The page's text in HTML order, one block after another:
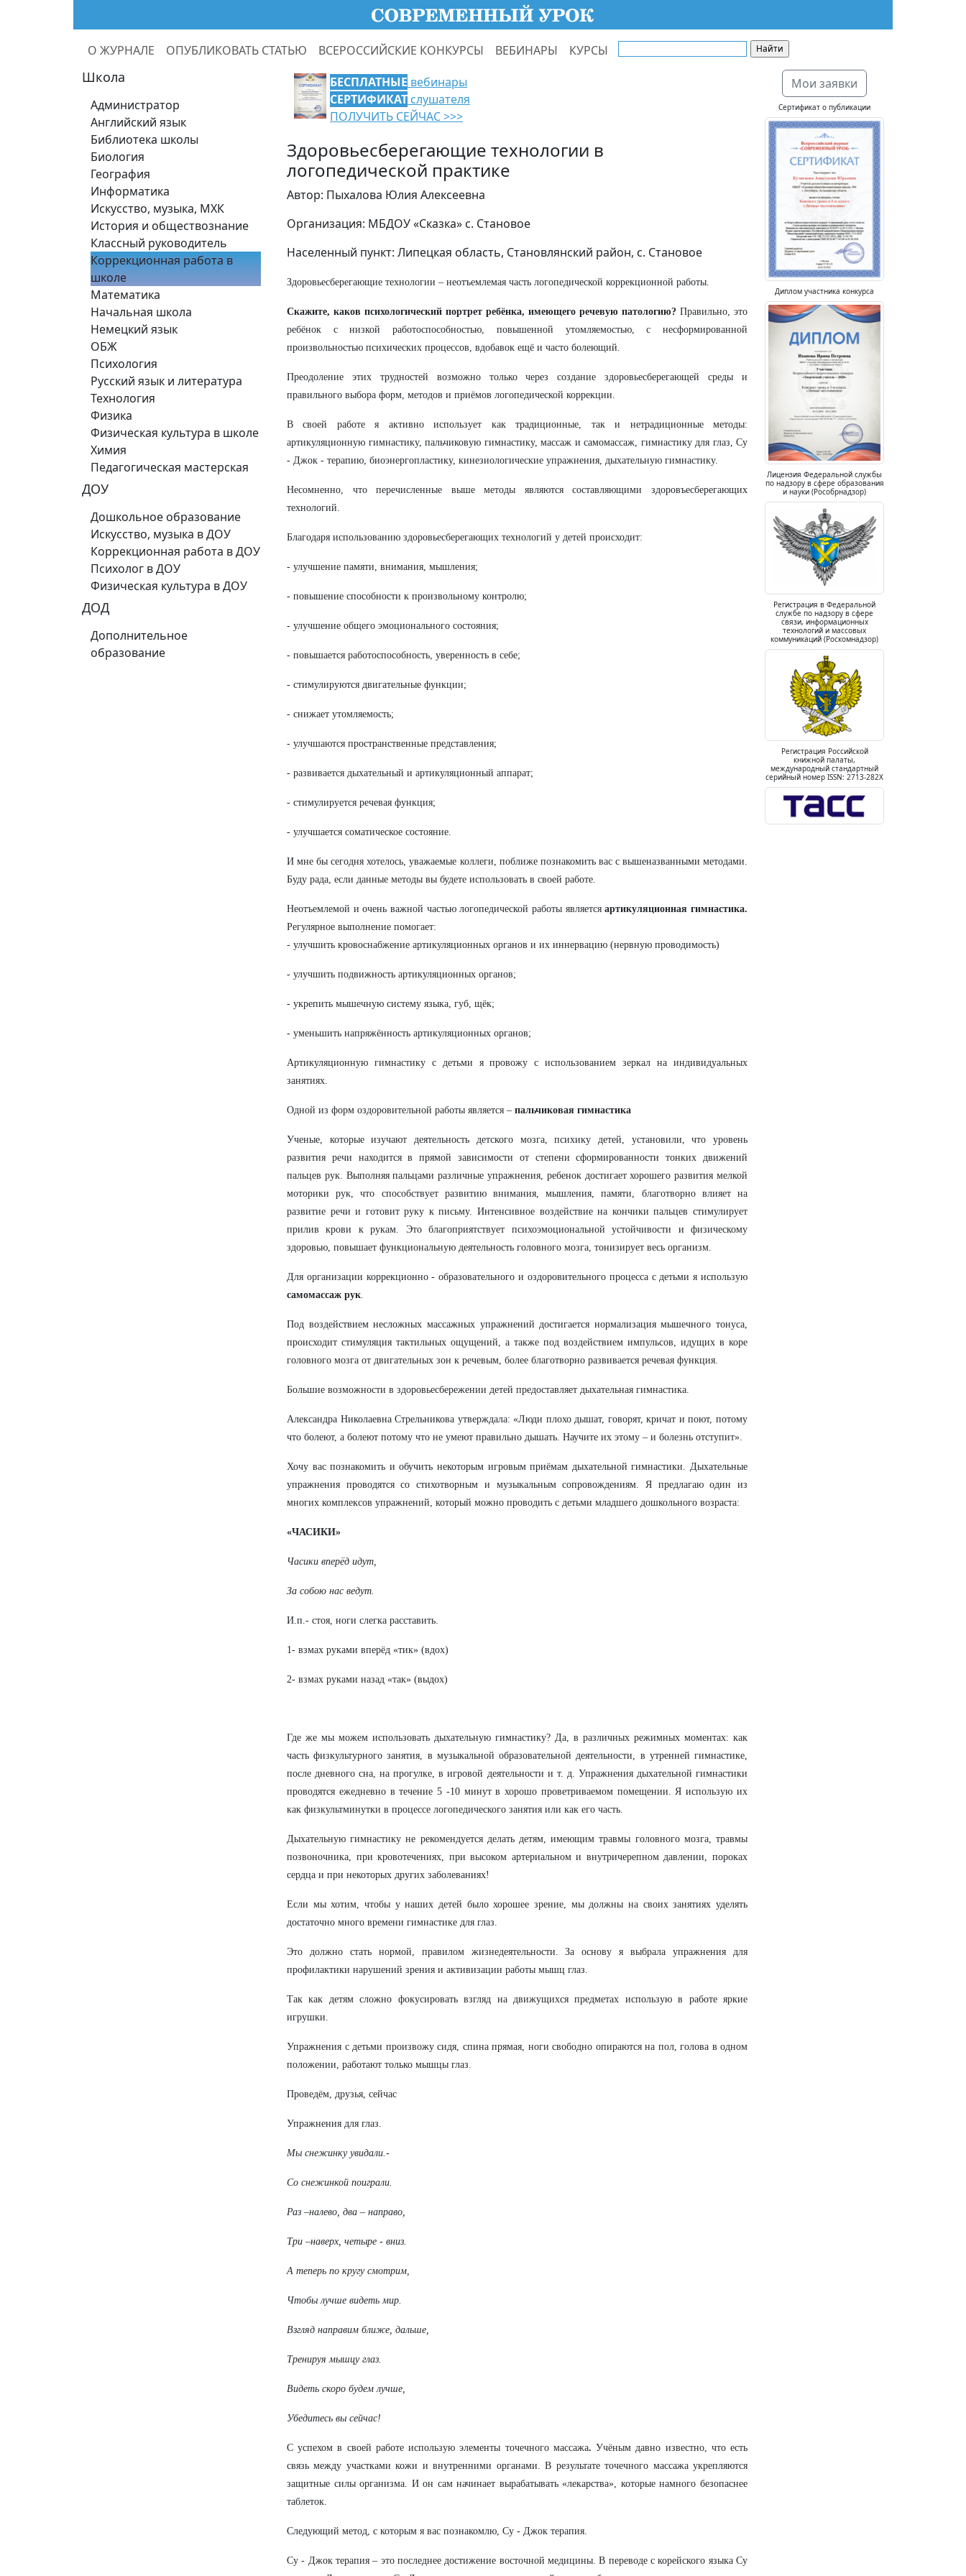
О ЖУРНАЛЕ ОПУБЛИКОВАТЬ СТАТЬЮ ВСЕРОССИЙСКИЕ КОНКУРСЫ ВЕБИНАРЫ КУРСЫ
Школа
Администратор
Английский язык
Библиотека школы
Биология
География
Информатика
Искусство, музыка, МХК
История и обществознание
Классный руководитель
Коррекционная работа в
школе
Математика
Начальная школа
Немецкий язык
ОБЖ
Психология
Русский язык и литература
Технология
Физика
Физическая культура в школе
Химия
Педагогическая мастерская
ДОУ
Дошкольное образование
Искусство, музыка в ДОУ
Коррекционная работа в ДОУ
Психолог в ДОУ
Физическая культура в ДОУ
ДОД
Дополнительное
образование
БЕСПЛАТНЫЕ вебинары
СЕРТИФИКАТ слушателя
ПОЛУЧИТЬ СЕЙЧАС >>>
Здоровьесберегающие технологии в
логопедической практике
Автор: Пыхалова Юлия Алексеевна
Организация: МБДОУ «Сказка» с. Становое
Населенный пункт: Липецкая область, Становлянский район, с. Становое
Здоровьесберегающие технологии – неотъемлемая часть логопедической коррекционной работы.
Скажите, каков психологический портрет ребёнка, имеющего речевую патологию? Правильно, это
ребёнок с низкой работоспособностью, повышенной утомляемостью, с несформированной
произвольностью психических процессов, вдобавок ещё и часто болеющий.
Преодоление этих трудностей возможно только через создание здоровьесберегающей среды и
правильного выбора форм, методов и приёмов логопедической коррекции.
В своей работе я активно использует как традиционные, так и нетрадиционные методы:
артикуляционную гимнастику, пальчиковую гимнастику, массаж и самомассаж, гимнастику для глаз, Су
- Джок - терапию, биоэнергопластику, кинезиологические упражнения, дыхательную гимнастику.
Несомненно, что перечисленные выше методы являются составляющими здоровъесберегающих
технологий.
Благодаря использованию здоровьесберегающих технологий у детей происходит:
- улучшение памяти, внимания, мышления;
- повышение способности к произвольному контролю;
- улучшение общего эмоционального состояния;
- повышается работоспособность, уверенность в себе;
- стимулируются двигательные функции;
- снижает утомляемость;
- улучшаются пространственные представления;
- развивается дыхательный и артикуляционный аппарат;
- стимулируется речевая функция;
- улучшается соматическое состояние.
И мне бы сегодня хотелось, уважаемые коллеги, поближе познакомить вас с вышеназванными методами.
Буду рада, если данные методы вы будете использовать в своей работе.
Неотъемлемой и очень важной частью логопедической работы являетсяартикуляционная гимнастика.
Регулярное выполнение помогает:
- улучшить кровоснабжение артикуляционных органов и их иннервацию (нервную проводимость)
- улучшить подвижность артикуляционных органов;
- укрепить мышечную систему языка, губ, щёк;
- уменьшить напряжённость артикуляционных органов;
Артикуляционную гимнастику с детьми я провожу с использованием зеркал на индивидуальных
занятиях.
Одной из форм оздоровительной работы является – пальчиковая гимнастика
Ученые, которые изучают деятельность детского мозга, психику детей, установили, что уровень
развития речи находится в прямой зависимости от степени сформированности тонких движений
пальцев рук. Выполняя пальцами различные упражнения, ребенок достигает хорошего развития мелкой
моторики рук, что способствует развитию внимания, мышления, памяти, благотворно влияет на
развитие речи и готовит руку к письму. Интенсивное воздействие на кончики пальцев стимулирует
прилив крови к рукам. Это благоприятствует психоэмоциональной устойчивости и физическому
здоровью, повышает функциональную деятельность головного мозга, тонизирует весь организм.
Для организации коррекционно - образовательного и оздоровительного процесса с детьми я использую
самомассаж рук.
Под воздействием несложных массажных упражнений достигается нормализация мышечного тонуса,
происходит стимуляция тактильных ощущений, а также под воздействием импульсов, идущих в коре
головного мозга от двигательных зон к речевым, более благотворно развивается речевая функция.
Большие возможности в здоровьесбережении детей предоставляет дыхательная гимнастика.
Александра Николаевна Стрельникова утверждала: «Люди плохо дышат, говорят, кричат и поют, потому
что болеют, а болеют потому что не умеют правильно дышать. Научите их этому – и болезнь отступит».
Хочу вас познакомить и обучить некоторым игровым приёмам дыхательной гимнастики. Дыхательные
упражнения проводятся со стихотворным и музыкальным сопровождениям. Я предлагаю один из
многих комплексов упражнений, который можно проводить с детьми младшего дошкольного возраста:
«ЧАСИКИ»
Часики вперёд идут,
За собою нас ведут.
И.п.- стоя, ноги слегка расставить.
1- взмах руками вперёд «тик» (вдох)
2- взмах руками назад «так» (выдох)
Где же мы можем использовать дыхательную гимнастику? Да, в различных режимных моментах: как
часть физкультурного занятия, в музыкальной образовательной деятельности, в утренней гимнастике,
после дневного сна, на прогулке, в игровой деятельности и т. д. Упражнения дыхательной гимнастики
проводятся ежедневно в течение 5 -10 минут в хорошо проветриваемом помещении. Я использую их
как физкультминутки в процессе логопедического занятия или как его часть.
Дыхательную гимнастику не рекомендуется делать детям, имеющим травмы головного мозга, травмы
позвоночника, при кровотечениях, при высоком артериальном и внутричерепном давлении, пороках
сердца и при некоторых других заболеваниях!
Если мы хотим, чтобы у наших детей было хорошее зрение, мы должны на своих занятиях уделять
достаточно много времени гимнастике для глаз.
Это должно стать нормой, правилом жизнедеятельности. За основу я выбрала упражнения для
профилактики нарушений зрения и активизации работы мышц глаз.
Так как детям сложно фокусировать взгляд на движущихся предметах использую в работе яркие
игрушки.
Упражнения с детьми произвожу сидя, спина прямая, ноги свободно опираются на пол, голова в одном
положении, работают только мышцы глаз.
Проведём, друзья, сейчас
Упражнения для глаз.
Мы снежинку увидали.-
Со снежинкой поиграли.
Раз –налево, два – направо,
Три –наверх, четыре - вниз.
А теперь по кругу смотрим,
Чтобы лучше видеть мир.
Взгляд направим ближе, дальше,
Тренируя мышцу глаз.
Видеть скоро будем лучше,
Убедитесь вы сейчас!
С успехом в своей работе использую элементы точечного массажа. Учёным давно известно, что есть
связь между участками кожи и внутренними органами. В результате точечного массажа укрепляются
защитные силы организма. И он сам начинает вырабатывать «лекарства», которые намного безопаснее
таблеток.
Следующий метод, с которым я вас познакомлю, Су - Джок терапия.
Су - Джок терапия – это последнее достижение восточной медицины. В переводе с корейского языка Су
Мои заявки
Сертификат о публикации
Диплом участника конкурса
Лицензия Федеральной службы
по надзору в сфере образования
и науки (Рособрнадзор)
Регистрация в Федеральной
службе по надзору в сфере
связи, информационных
технологий и массовых
коммуникаций (Роскомнадзор)
Регистрация Российской
книжной палаты,
международный стандартный
серийный номер ISSN: 2713-282X